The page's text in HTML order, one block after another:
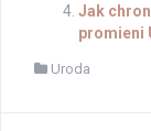
Jak
promieni
Uroda